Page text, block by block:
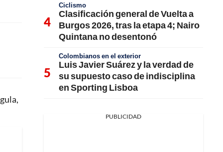
Ciclismo
Clasificación general de Vuelta a
Burgos 2026, tras la etapa 4; Nairo
Quintana no desentonó
Colombianos en el exterior
Luis Javier Suárez y la verdad de
su supuesto caso de indisciplina
en Sporting Lisboa
PUBLICIDAD